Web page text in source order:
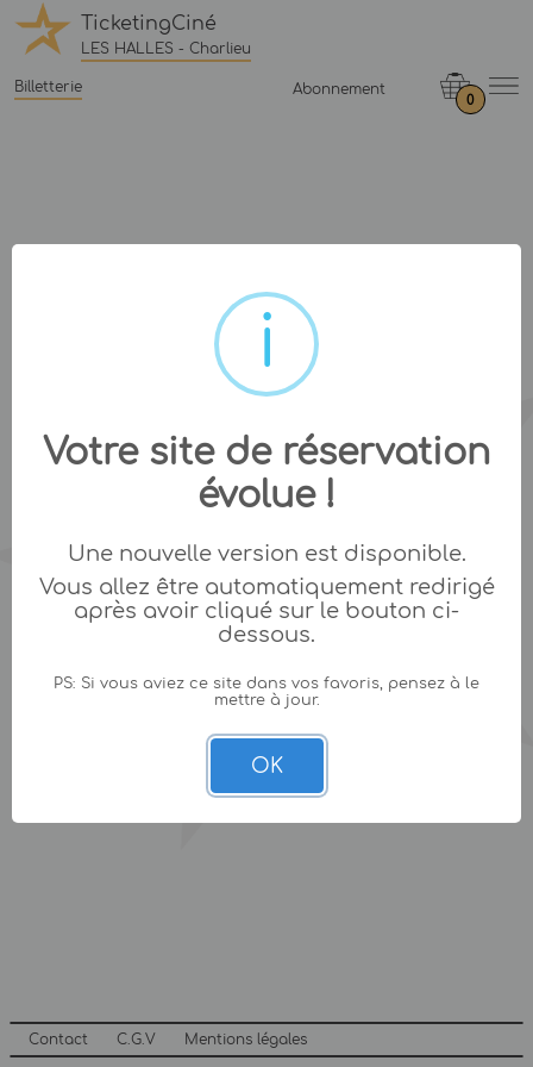
TicketingCiné
LES HALLES - Charlieu
Billetterie Abonnement
0
Contact C.G.V Mentions légales
Votre site de réservation
évolue !
Une nouvelle version est disponible.
Vous allez être automatiquement redirigé
après avoir cliqué sur le bouton ci-
dessous.
PS: Si vous aviez ce site dans vos favoris, pensez à le
mettre à jour.
OK